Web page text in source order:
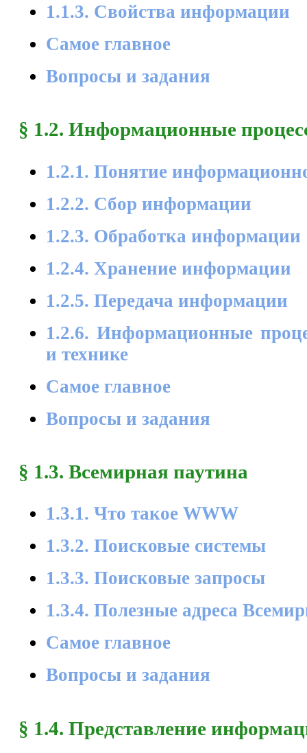
1.1.3. Свойства информации
Самое главное
Вопросы и задания
§ 1.2. Информационные
1.2.1. Понятие
1.2.2. Сбор информации
1.2.3. Обработка информации
1.2.4. Хранение информации
1.2.5. Передача информации
1.2.6. Информационные
и технике
Самое главное
Вопросы и задания
§ 1.3. Всемирная паутина
1.3.1. Что такое WWW
1.3.2. Поисковые системы
1.3.3. Поисковые запросы
1.3.4. Полезные адреса
Самое главное
Вопросы и задания
§ 1.4. Представление